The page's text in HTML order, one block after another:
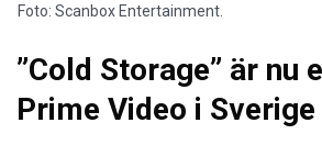
Foto: Scanbox Entertainment.
”Cold Storage” är nu
Prime Video i Sverige